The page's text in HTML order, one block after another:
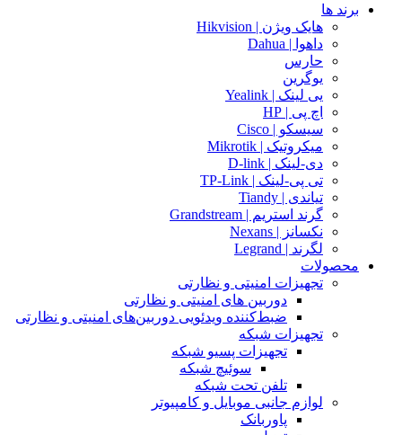
برند ها
هایک ویژن | Hikvision
داهوا | Dahua
حارس
یوگرین
یی لینک | Yealink
اچ پی | HP
سیسکو | Cisco
میکروتیک | Mikrotik
دی-لینک | D-link
تی پی-لینک | TP-Link
تیاندی | Tiandy
گرند استریم | Grandstream
نکسانز | Nexans
لگرند | Legrand
محصولات
تجهیزات امنیتی و نظارتی
دوربین های امنیتی و نظارتی
ضبط‌کننده ویدئویی دوربین‌های امنیتی و نظارتی
تجهیزات شبکه
تجهیزات پسیو شبکه
سوئیچ‌ شبکه
تلفن تحت شبکه
لوازم جانبی موبایل و کامپیوتر
پاوربانک